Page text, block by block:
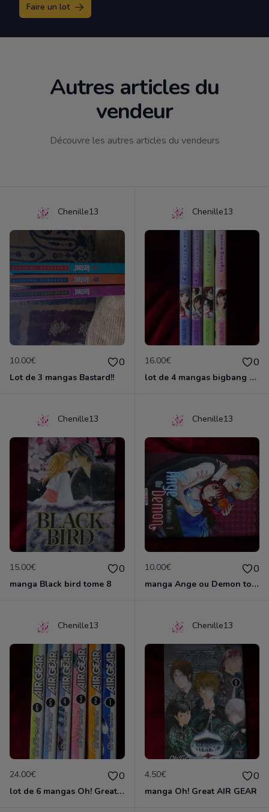
Faire un lot
Autres articles du
vendeur
Découvre les autres articles du vendeurs
Chenille13
10.00€ 0
Lot de 3 mangas Bastard!!
Chenille13
16.00€ 0
lot de 4 mangas bigbang venus
Chenille13
15.00€ 0
manga Black bird tome 8
Chenille13
10.00€ 0
manga Ange ou Demon tome 1
Chenille13
24.00€ 0
lot de 6 mangas Oh! Great AIR GEAR
Chenille13
4.50€ 0
manga Oh! Great AIR GEAR